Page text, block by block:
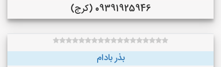
09391925946 (کرج)
بذر بادام